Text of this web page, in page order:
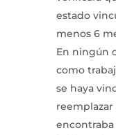
estado
menos 6
En ningún
como
se haya